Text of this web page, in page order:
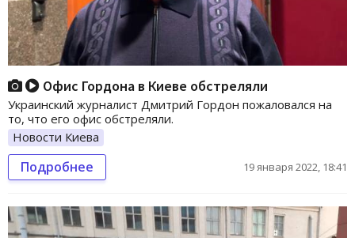
Офис Гордона в Киеве обстреляли
Украинский журналист Дмитрий Гордон пожаловался на
то, что его офис обстреляли.
Новости Киева
Подробнее 19 января 2022, 18:41